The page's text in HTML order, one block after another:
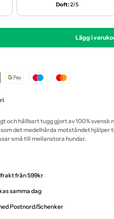
Doft:2/5
- Nötchips
För Kerotugg - Nötchips
Lägg i
och hållbart tugg gjort av 100%
det medelhårda motståndet
små till mellanstora hundar.
från 599kr
samma dag
Postnord/Schenker